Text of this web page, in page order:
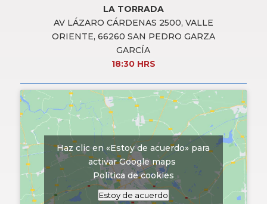
LA TORRADA
AV LÁZARO CÁRDENAS 2500, VALLE
ORIENTE, 66260 SAN PEDRO GARZA
GARCÍA
18:30 HRS
Haz clic en «Estoy de acuerdo» para
activar Google maps
Política de cookies
Estoy de acuerdo